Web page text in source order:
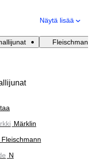
Näytä lisää
Märklin
Fleischmann
N